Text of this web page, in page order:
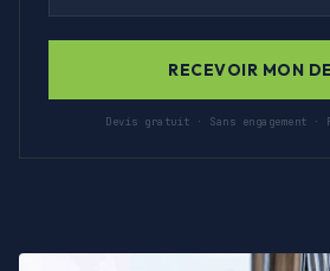
RECEVOIR MON
Devis gratuit · Sans engagement ·